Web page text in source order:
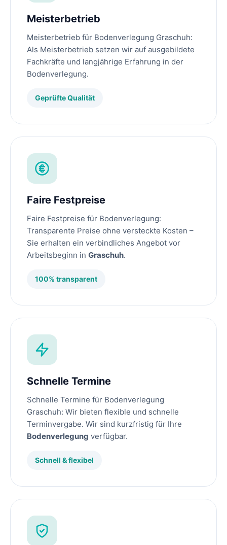
Meisterbetrieb
Meisterbetrieb für Bodenverlegung Graschuh:
Als Meisterbetrieb setzen wir auf ausgebildete
Fachkräfte und langjährige Erfahrung in der
Bodenverlegung.
Geprüfte Qualität
Faire Festpreise
Faire Festpreise für Bodenverlegung:
Transparente Preise ohne versteckte Kosten –
Sie erhalten ein verbindliches Angebot vor
Arbeitsbeginn in Graschuh.
100% transparent
Schnelle Termine
Schnelle Termine für Bodenverlegung
Graschuh: Wir bieten flexible und schnelle
Terminvergabe. Wir sind kurzfristig für Ihre
Bodenverlegung verfügbar.
Schnell & flexibel